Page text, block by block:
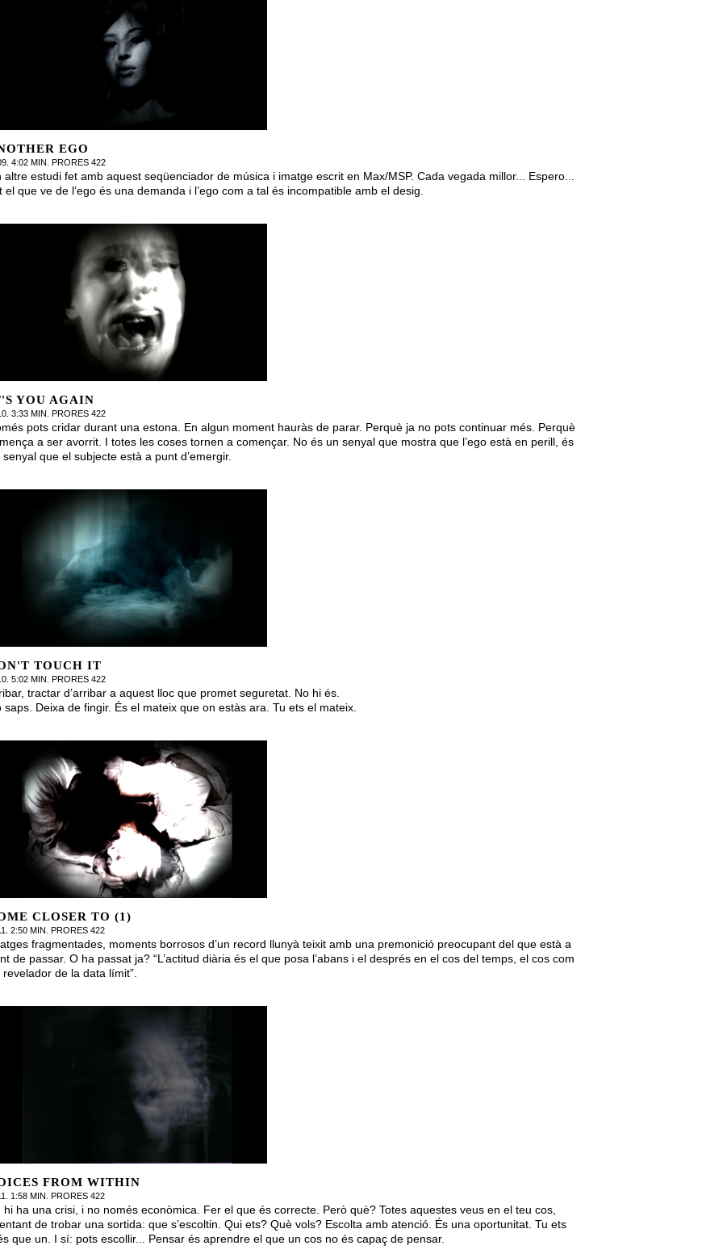
EGO
4:02 MIN. PRORES 422
altre estudi fet amb aquest seqüenciador de música i imatge escrit en Max/MSP. Cada vegada millor... Espero...
el que ve de l’ego és una demanda i l’ego com a tal és incompatible amb el desig.
YOU AGAIN
3:33 MIN. PRORES 422
pots cridar durant una estona. En algun moment hauràs de parar. Perquè ja no pots continuar més. Perquè
a ser avorrit. I totes les coses tornen a començar. No és un senyal que mostra que l’ego està en perill, és
senyal que el subjecte està a punt d’emergir.
TOUCH IT
5:02 MIN. PRORES 422
tractar d’arribar a aquest lloc que promet seguretat. No hi és.
saps. Deixa de fingir. És el mateix que on estàs ara. Tu ets el mateix.
CLOSER TO (1)
2:50 MIN. PRORES 422
fragmentades, moments borrosos d’un record llunyà teixit amb una premonició preocupant del que està a
de passar. O ha passat ja? “L’actitud diària és el que posa l’abans i el després en el cos del temps, el cos com
revelador de la data límit”.
FROM WITHIN
1:58 MIN. PRORES 422
hi ha una crisi, i no només econòmica. Fer el que és correcte. Però què? Totes aquestes veus en el teu cos,
de trobar una sortida: que s’escoltin. Qui ets? Què vols? Escolta amb atenció. És una oportunitat. Tu ets
que un. I sí: pots escollir... Pensar és aprendre el que un cos no és capaç de pensar.